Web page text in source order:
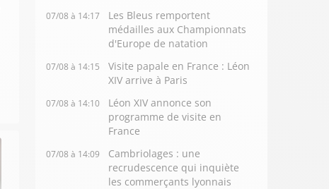
07/08 à 14:17
Les Bleus remportent
médailles aux Championnats
d'Europe de natation
07/08 à 14:15
Visite papale en France : Léon
XIV arrive à Paris
07/08 à 14:10
Léon XIV annonce son
programme de visite en
France
07/08 à 14:09
Cambriolages : une
recrudescence qui inquiète
les commerçants lyonnais